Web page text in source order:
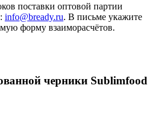
поставки оптовой партии
info@bready.ru. В письме укажите
форму взаиморасчётов.
черники Sublimfood